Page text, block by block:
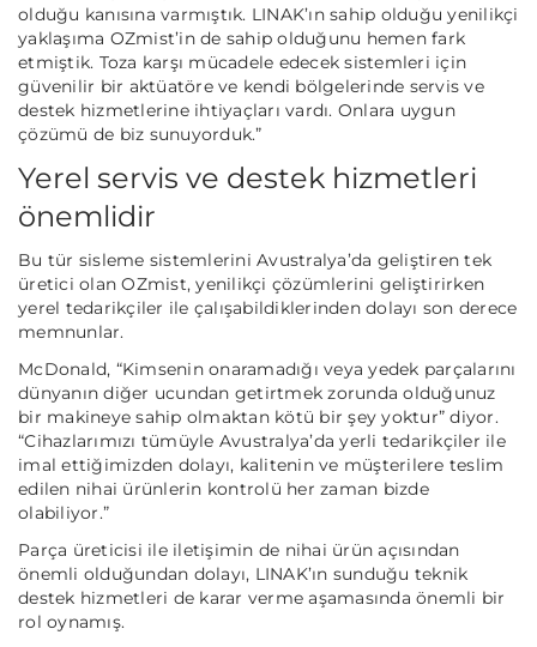
olduğu kanısına varmıştık. LINAK’ın sahip olduğu yenilikçi
yaklaşıma OZmist’in de sahip olduğunu hemen fark
etmiştik. Toza karşı mücadele edecek sistemleri için
güvenilir bir aktüatöre ve kendi bölgelerinde servis ve
destek hizmetlerine ihtiyaçları vardı. Onlara uygun
çözümü de biz sunuyorduk.”
Yerel servis ve destek hizmetleri
önemlidir
Bu tür sisleme sistemlerini Avustralya’da geliştiren tek
üretici olan OZmist, yenilikçi çözümlerini geliştirirken
yerel tedarikçiler ile çalışabildiklerinden dolayı son derece
memnunlar.
McDonald, “Kimsenin onaramadığı veya yedek parçalarını
dünyanın diğer ucundan getirtmek zorunda olduğunuz
bir makineye sahip olmaktan kötü bir şey yoktur” diyor.
“Cihazlarımızı tümüyle Avustralya’da yerli tedarikçiler ile
imal ettiğimizden dolayı, kalitenin ve müşterilere teslim
edilen nihai ürünlerin kontrolü her zaman bizde
olabiliyor.”
Parça üreticisi ile iletişimin de nihai ürün açısından
önemli olduğundan dolayı, LINAK’ın sunduğu teknik
destek hizmetleri de karar verme aşamasında önemli bir
rol oynamış.